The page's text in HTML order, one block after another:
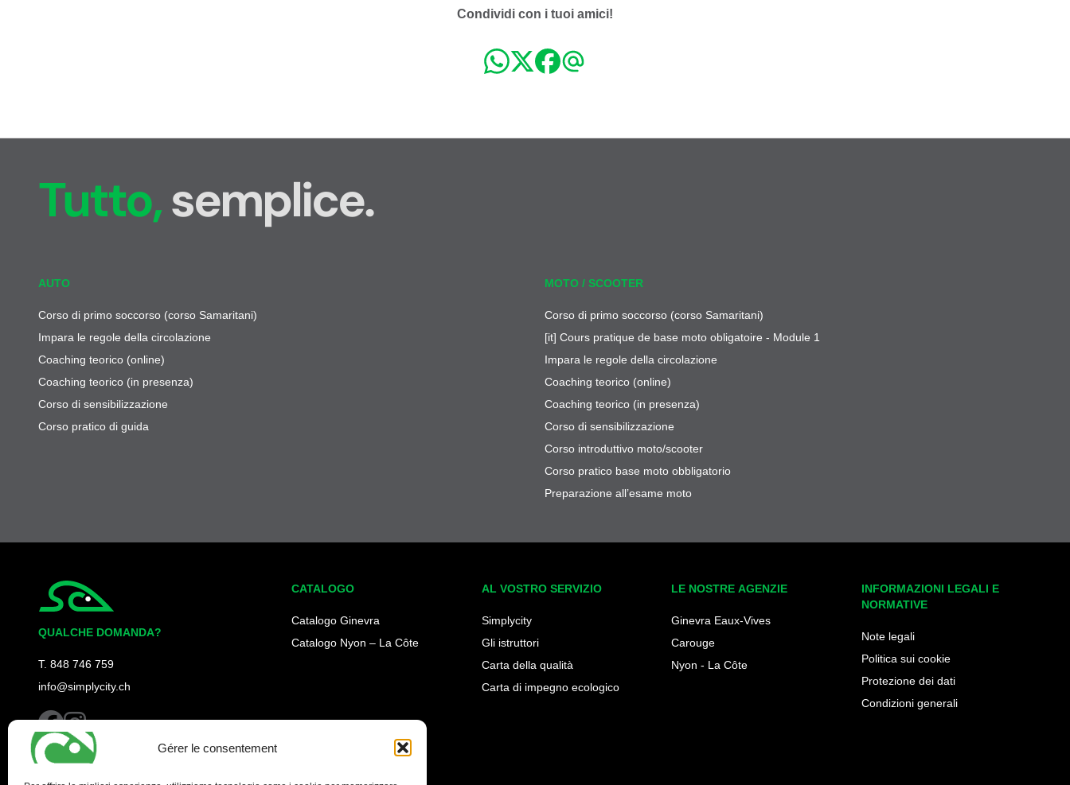
Gérer le consentement
Condividi con i tuoi amici!
Tutto,semplice.
AUTO
Corso di primo soccorso (corso Samaritani)
Impara le regole della circolazione
Coaching teorico (online)
Coaching teorico (in presenza)
Corso di sensibilizzazione
Corso pratico di guida
MOTO / SCOOTER
Corso di primo soccorso (corso Samaritani)
[it] Cours pratique de base moto obligatoire - Module 1
Impara le regole della circolazione
Coaching teorico (online)
Coaching teorico (in presenza)
Corso di sensibilizzazione
Corso introduttivo moto/scooter
Corso pratico base moto obbligatorio
Preparazione all’esame moto
QUALCHE DOMANDA?
T. 848 746 759
info@simplycity.ch
facebook
instagram
CATALOGO
Catalogo Ginevra
Catalogo Nyon – La Côte
AL VOSTRO SERVIZIO
Simplycity
Gli istruttori
Carta della qualità
Carta di impegno ecologico
LE NOSTRE AGENZIE
Ginevra Eaux-Vives
Carouge
Nyon - La Côte
INFORMAZIONI LEGALI E
NORMATIVE
Note legali
Politica sui cookie
Protezione dei dati
Condizioni generali